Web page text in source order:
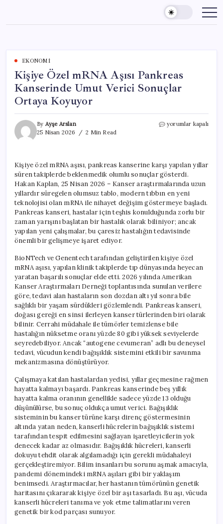
content
EKONOMI
Kişiye Özel mRNA Aşısı Pankreas
Kanserinde Umut Verici Sonuçlar
Ortaya Koyuyor
By Ayşe Arslan
25 Nisan 2026
2 Min Read
Kişiye
Kanserinde
Umut
Verici
Sonuçlar
Ortaya
Koyuyor
için
yorumlar kapalı
Kişiye özel mRNA aşısı, pankreas kanserine karşı yapılan yıllar
süren takiplerde beklenmedik olumlu sonuçlar gösterdi.
Hakan Kaplan, 25 Nisan 2026 – Kanser araştırmalarında uzun
yıllardır süregelen olumsuz tablo, modern tıbbın en yeni
teknolojisi olan mRNA ile nihayet değişim göstermeye başladı.
Pankreas kanseri, hastalar için teşhis konulduğunda zorlu bir
zaman yarışını başlatan bir hastalık olarak biliniyor; ancak
yapılan yeni çalışmalar, bu çaresiz hastalığın tedavisinde
önemli bir gelişmeye işaret ediyor.
BioNTech ve Genentech tarafından geliştirilen kişiye özel
mRNA aşısı, yapılan klinik takiplerde tıp dünyasında heyecan
yaratan başarılı sonuçlar elde etti. 2026 yılında Amerikan
Kanser Araştırmaları Derneği toplantısında sunulan verilere
göre, tedavi alan hastaların son dozdan altı yıl sonra bile
sağlıklı bir yaşam sürdükleri gözlemlendi. Pankreas kanseri,
doğası gereği en sinsi ilerleyen kanser türlerinden biri olarak
bilinir. Cerrahi müdahale ile tümörler temizlense bile
hastalığın nüksetme oranı yüzde 80 gibi yüksek seviyelerde
seyredebiliyor. Ancak “autogene cevumeran” adlı bu deneysel
tedavi, vücudun kendi bağışıklık sistemini etkili bir savunma
mekanizmasına dönüştürüyor.
Çalışmaya katılan hastalardan yedisi, yıllar geçmesine rağmen
hayatta kalmayı başardı. Pankreas kanserinde beş yıllık
hayatta kalma oranının genellikle sadece yüzde 13 olduğu
düşünülürse, bu sonuç oldukça umut verici. Bağışıklık
sisteminin bu kanser türüne karşı direnç göstermesinin
altında yatan neden, kanserli hücrelerin bağışıklık sistemi
tarafından tespit edilmesini sağlayan işaretleyicilerin yok
denecek kadar az olmasıdır. Bağışıklık hücreleri, kanserli
dokuyu tehdit olarak algılamadığı için gerekli müdahaleyi
gerçekleştiremiyor. Bilim insanları bu sorunu aşmak amacıyla,
pandemi dönemindeki mRNA aşıları gibi bir yaklaşım
benimsedi. Araştırmacılar, her hastanın tümörünün genetik
haritasını çıkararak kişiye özel bir aşı tasarladı. Bu aşı, vücuda
kanserli hücreleri tanıma ve yok etme talimatlarını veren
genetik bir kod parçası sunuyor.